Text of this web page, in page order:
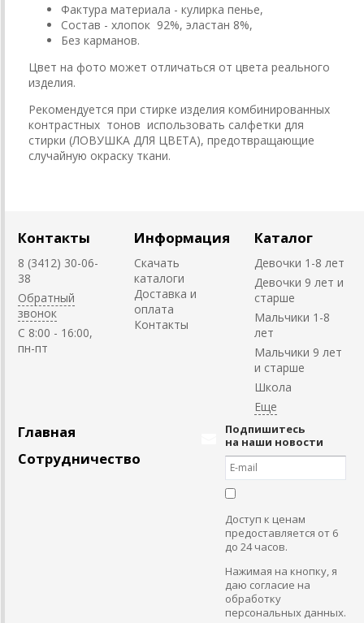
Фактура материала - кулирка пенье,
Состав - хлопок 92%, эластан 8%,
Без карманов.
Цвет на фото может отличаться от цвета реального
изделия.
Рекомендуется при стирке изделия комбинированных
контрастных тонов использовать салфетки для
стирки (ЛОВУШКА ДЛЯ ЦВЕТА), предотвращающие
случайную окраску ткани.
Контакты
8 (3412) 30-06-
38
Обратный
звонок
C 8:00 - 16:00,
пн-пт
Информация
Скачать
каталоги
Доставка и
оплата
Контакты
Каталог
Девочки 1-8 лет
Девочки 9 лет и
старше
Мальчики 1-8
лет
Мальчики 9 лет
и старше
Школа
Главная
Сотрудничество
Подпишитесь
на наши новости
Доступ к ценам
предоставляется от 6
до 24 часов.
Нажимая на кнопку, я
даю согласие на
обработку
персональных данных.